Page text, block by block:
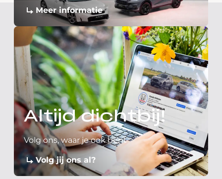
Meer informatie
Altijd dichtbij!
Volg ons, waar je ook bent
Volg jij ons al?